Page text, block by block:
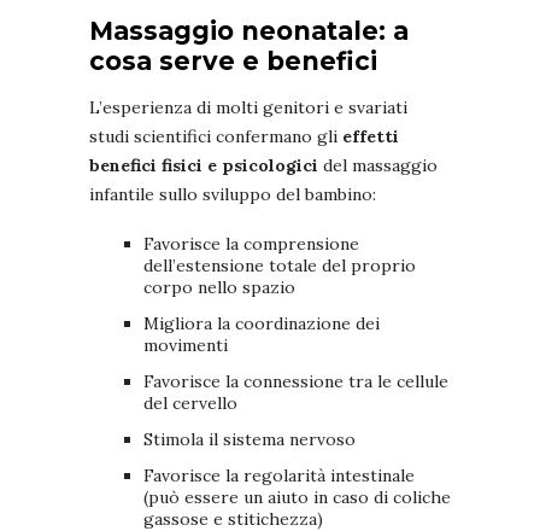
Massaggio neonatale: a
cosa serve e benefici
L’esperienza di molti genitori e svariati
studi scientifici confermano gli effetti
benefici fisici e psicologici del massaggio
infantile sullo sviluppo del bambino:
Favorisce la comprensione
dell’estensione totale del proprio
corpo nello spazio
Migliora la coordinazione dei
movimenti
Favorisce la connessione tra le cellule
del cervello
Stimola il sistema nervoso
Favorisce la regolarità intestinale
(può essere un aiuto in caso di coliche
gassose e stitichezza)